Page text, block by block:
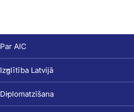
Par AIC
Izglītība Latvijā
Diplomatzīšana